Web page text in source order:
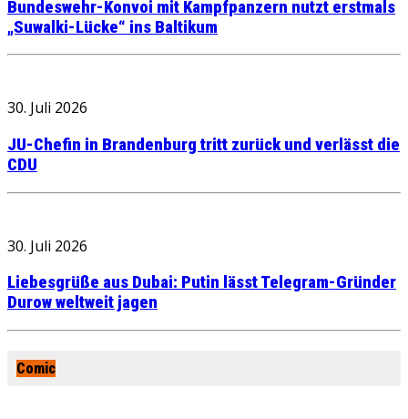
Bundeswehr-Konvoi mit Kampfpanzern nutzt erstmals
„Suwalki-Lücke“ ins Baltikum
30. Juli 2026
JU-Chefin in Brandenburg tritt zurück und verlässt die
CDU
30. Juli 2026
Liebesgrüße aus Dubai: Putin lässt Telegram-Gründer
Durow weltweit jagen
Comic